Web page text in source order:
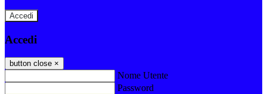
Accedi
Accedi
button close ×
Nome Utente
Password